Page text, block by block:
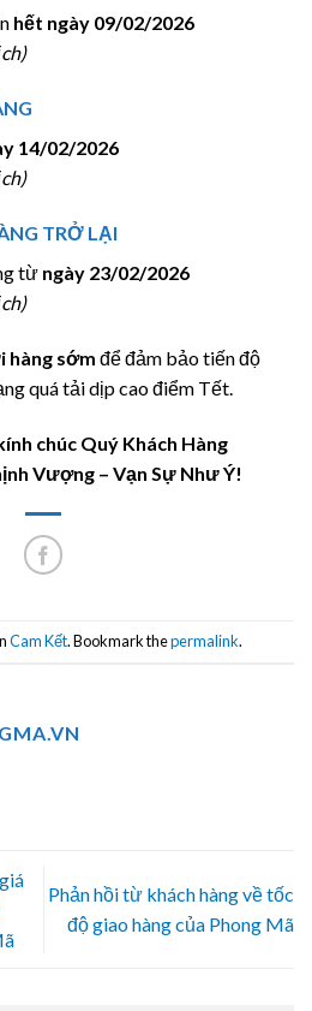
hết ngày 09/02/2026
14/02/2026
TRỞ LẠI
từ ngày 23/02/2026
hàng sớm để đảm bảo tiến độ
quá tải dịp cao điểm Tết.
chúc Quý Khách Hàng
Vượng – Vạn Sự Như Ý!
Cam Kết. Bookmark thepermalink.
Phản hồi từ khách hàng về tốc
độ giao hàng của Phong Mã